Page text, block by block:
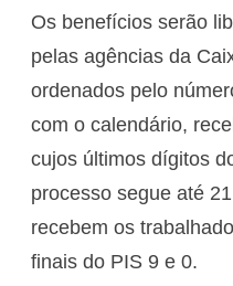
Os benefícios serão
pelas agências da
ordenados pelo
com o calendário,
cujos últimos dígitos
processo segue até
recebem os
finais do PIS 9 e 0.